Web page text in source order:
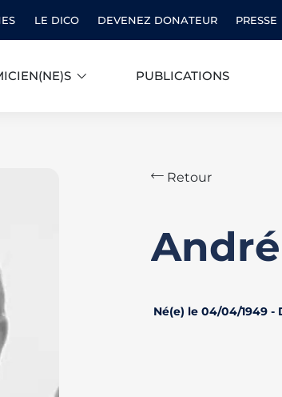
LE DICO DEVENEZ DONATEUR PRESSE
PUBLICATIONS
Retour
Né(e) le 04/04/1949 -